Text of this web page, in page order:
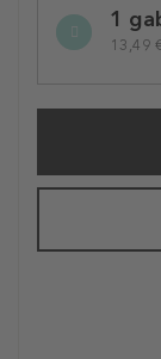
variation1
13,49